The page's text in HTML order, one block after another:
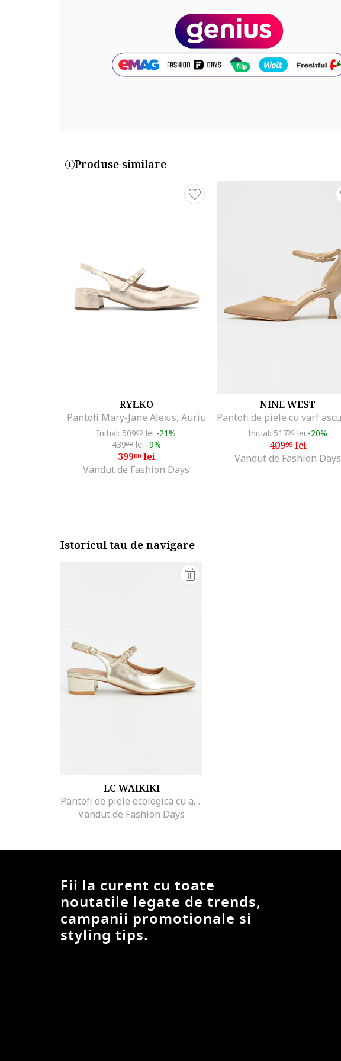
Partea superioara: alte materiale
Material interior: alte materiale
Material talpa: alte materiale
Produse similare
RYŁKO
Pantofi Mary-Jane Alexis, Auriu
Initial: 50900 lei -21%
43900lei -9%
39900lei
Vandut de Fashion Days
NINE WEST
Initial: 51799 lei -20%
40999lei
Vandut de Fashion Days
Istoricul tau de navigare
LC WAIKIKI
Pantofi de piele ecologica cu aspect metalic, Auriu
Vandut de Fashion Days
Fii la curent cu toate
noutatile legate de trends,
campanii promotionale si
styling tips.